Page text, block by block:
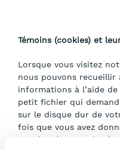
Témoins (cookies) et
Lorsque vous visitez
nous pouvons
informations à l’aide
petit fichier qui
sur le disque dur de
fois que vous avez
est ajouté et que le